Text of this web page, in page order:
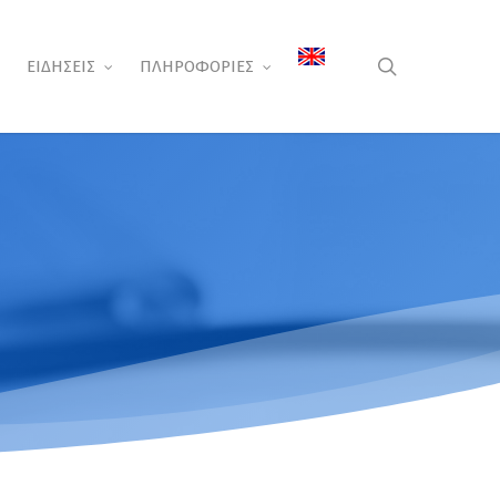
ΕΙΔΗΣΕΙΣ ΠΛΗΡΟΦΟΡΙΕΣ